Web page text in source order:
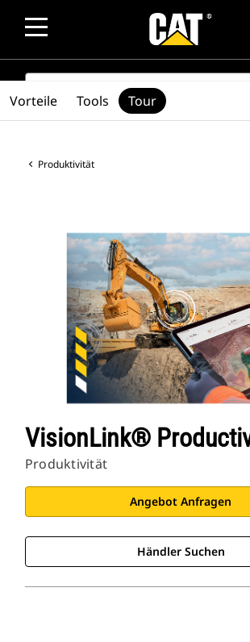
SEARCH
Produktivität
VisionLink®
Produktivität
Angebot Anfragen
Händler Suchen
Vorteile Tools Tour